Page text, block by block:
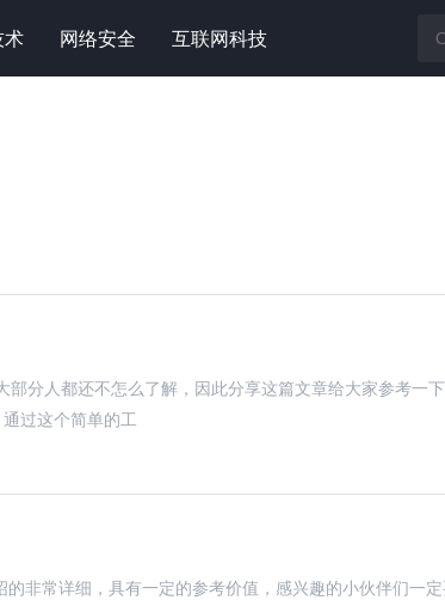
术 网络安全 互联网科技
分人都还不怎么了解，因此分享这篇文章给大家参考一
过这个简单的工
非常详细，具有一定的参考价值，感兴趣的小伙伴们一